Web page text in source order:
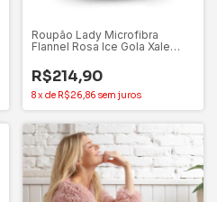
Roupão Lady Microfibra
Flannel Rosa Ice Gola Xale
R$214,90
8x de R$26,86 sem juros